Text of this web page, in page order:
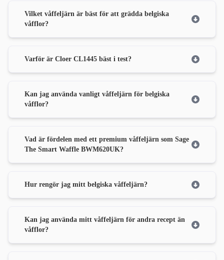
Vilket våffeljärn är bäst för att grädda belgiska
våfflor?
Varför är Cloer CL1445 bäst i test?
Kan jag använda vanligt våffeljärn för belgiska
våfflor?
Vad är fördelen med ett premium våffeljärn som Sage
The Smart Waffle BWM620UK?
Hur rengör jag mitt belgiska våffeljärn?
Kan jag använda mitt våffeljärn för andra recept än
våfflor?